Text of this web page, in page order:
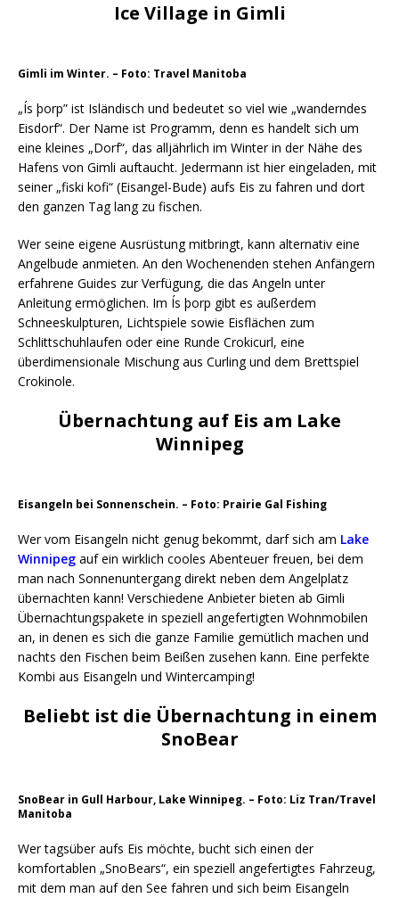
Ice Village in Gimli
Gimli im Winter. – Foto: Travel Manitoba
„Ís þorp” ist Isländisch und bedeutet so viel wie „wanderndes
Eisdorf“. Der Name ist Programm, denn es handelt sich um
eine kleines „Dorf“, das alljährlich im Winter in der Nähe des
Hafens von Gimli auftaucht. Jedermann ist hier eingeladen, mit
seiner „fiski kofi“ (Eisangel-Bude) aufs Eis zu fahren und dort
den ganzen Tag lang zu fischen.
Wer seine eigene Ausrüstung mitbringt, kann alternativ eine
Angelbude anmieten. An den Wochenenden stehen Anfängern
erfahrene Guides zur Verfügung, die das Angeln unter
Anleitung ermöglichen. Im Ís þorp gibt es außerdem
Schneeskulpturen, Lichtspiele sowie Eisflächen zum
Schlittschuhlaufen oder eine Runde Crokicurl, eine
überdimensionale Mischung aus Curling und dem Brettspiel
Crokinole.
Übernachtung auf Eis am Lake
Winnipeg
Eisangeln bei Sonnenschein. – Foto: Prairie Gal Fishing
Wer vom Eisangeln nicht genug bekommt, darf sich am Lake
Winnipeg auf ein wirklich cooles Abenteuer freuen, bei dem
man nach Sonnenuntergang direkt neben dem Angelplatz
übernachten kann! Verschiedene Anbieter bieten ab Gimli
Übernachtungspakete in speziell angefertigten Wohnmobilen
an, in denen es sich die ganze Familie gemütlich machen und
nachts den Fischen beim Beißen zusehen kann. Eine perfekte
Kombi aus Eisangeln und Wintercamping!
Beliebt ist die Übernachtung in einem
SnoBear
SnoBear in Gull Harbour, Lake Winnipeg. – Foto: Liz Tran/Travel
Manitoba
Wer tagsüber aufs Eis möchte, bucht sich einen der
komfortablen „SnoBears“, ein speziell angefertigtes Fahrzeug,
mit dem man auf den See fahren und sich beim Eisangeln